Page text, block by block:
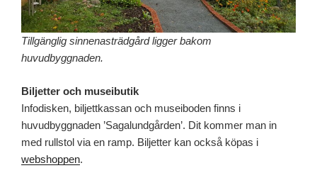
Tillgänglig sinnenasträdgård ligger bakom
huvudbyggnaden.
Biljetter och museibutik
Infodisken, biljettkassan och museiboden finns i
huvudbyggnaden ’Sagalundgården’. Dit kommer man in
med rullstol via en ramp. Biljetter kan också köpas i
webshoppen.